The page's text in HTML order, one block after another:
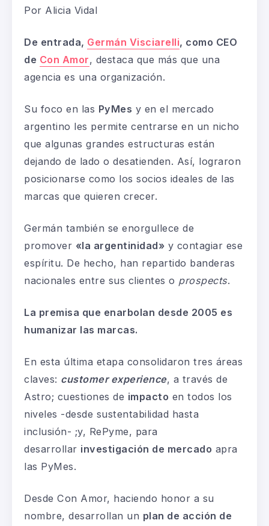
Por Alicia Vidal
De entrada, Germán Visciarelli, como CEO
de Con Amor, destaca que más que una
agencia es una organización.
Su foco en las PyMes y en el mercado
argentino les permite centrarse en un nicho
que algunas grandes estructuras están
dejando de lado o desatienden. Así, lograron
posicionarse como los socios ideales de las
marcas que quieren crecer.
Germán también se enorgullece de
promover «la argentinidad» y contagiar ese
espíritu. De hecho, han repartido banderas
nacionales entre sus clientes o prospects.
La premisa que enarbolan desde 2005 es
humanizar las marcas.
En esta última etapa consolidaron tres áreas
claves: customer experience, a través de
Astro; cuestiones de impacto en todos los
niveles -desde sustentabilidad hasta
inclusión- ;y, RePyme, para
desarrollar investigación de mercado apra
las PyMes.
Desde Con Amor, haciendo honor a su
nombre, desarrollan un plan de acción de